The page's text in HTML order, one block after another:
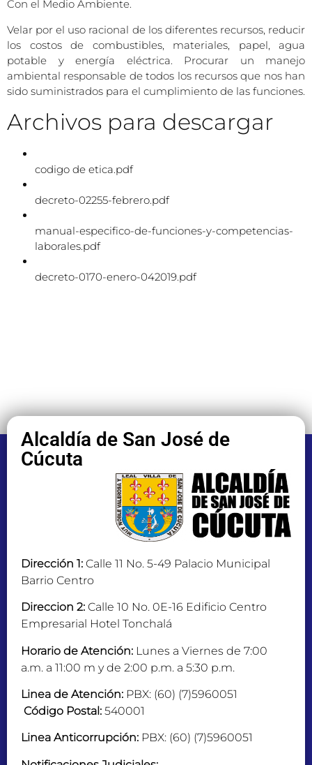
Con el Medio Ambiente.
Velar por el uso racional de los diferentes recursos, reducir
los costos de combustibles, materiales, papel, agua
potable y energía eléctrica. Procurar un manejo
ambiental responsable de todos los recursos que nos han
sido suministrados para el cumplimiento de las funciones.
Archivos para descargar
codigo de etica.pdf
decreto-02255-febrero.pdf
manual-especifico-de-funciones-y-competencias-
laborales.pdf
decreto-0170-enero-042019.pdf
Alcaldía de San José de
Cúcuta
Dirección 1: Calle 11 No. 5-49 Palacio Municipal
Barrio Centro
Direccion 2: Calle 10 No. 0E-16 Edificio Centro
Empresarial Hotel Tonchalá
Horario de Atención: Lunes a Viernes de 7:00
a.m. a 11:00 m y de 2:00 p.m. a 5:30 p.m.
Linea de Atención: PBX: (60) (7)5960051
Código Postal: 540001
Linea Anticorrupción: PBX: (60) (7)5960051